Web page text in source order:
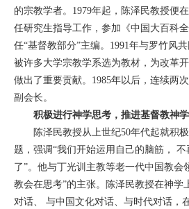
的宗教学者。1979年起，陈泽民教授便
任研究生指导工作，参加《中国大百科
任“基督教部分”主编。1991年与罗竹风
被许多大学宗教学系选为教材，为改革
做出了重要贡献。1985年以后，连续两
副会长。
积极进行神学思考，推进基督教神
陈泽民教授从上世纪50年代起就积
题， 强调“我们开始运用自己的脑筋，
了”。他与丁光训主教等老一代中国教会
教会在思考”的主张。陈泽民教授在神学
对话、 与中国文化对话、与时代对话，